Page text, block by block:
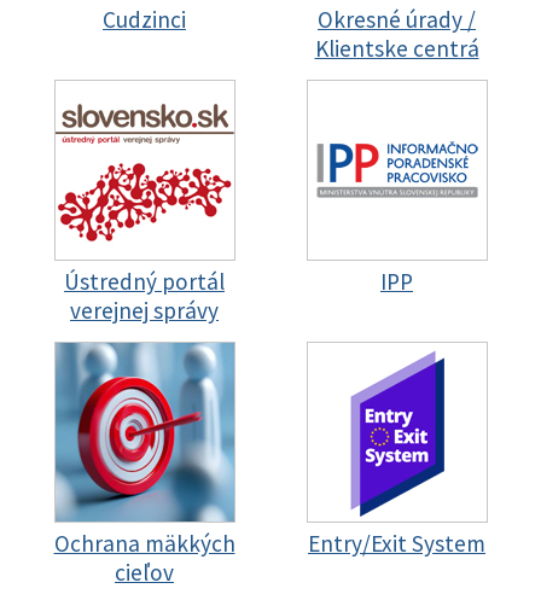
Cudzinci
Okresné úrady /
Klientske centrá
Ústredný portál
verejnej správy
IPP
Ochrana mäkkých
cieľov
Entry/Exit System